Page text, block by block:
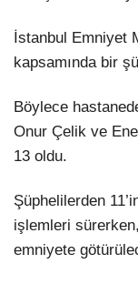
İstanbul Emniyet
kapsamında bir
Böylece
Onur Çelik ve
13 oldu.
Şüphelilerden
işlemleri
emniyete